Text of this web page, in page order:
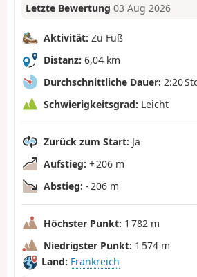
Letzte Bewertung 03 Aug 2026
Aktivität: Zu Fuß
Distanz: 6,04 km
Durchschnittliche Dauer: 2:20
Schwierigkeitsgrad: Leicht
Zurück zum Start: Ja
Aufstieg: + 206 m
Abstieg: - 206 m
Höchster Punkt: 1 782 m
Niedrigster Punkt: 1 574 m
Land: Frankreich